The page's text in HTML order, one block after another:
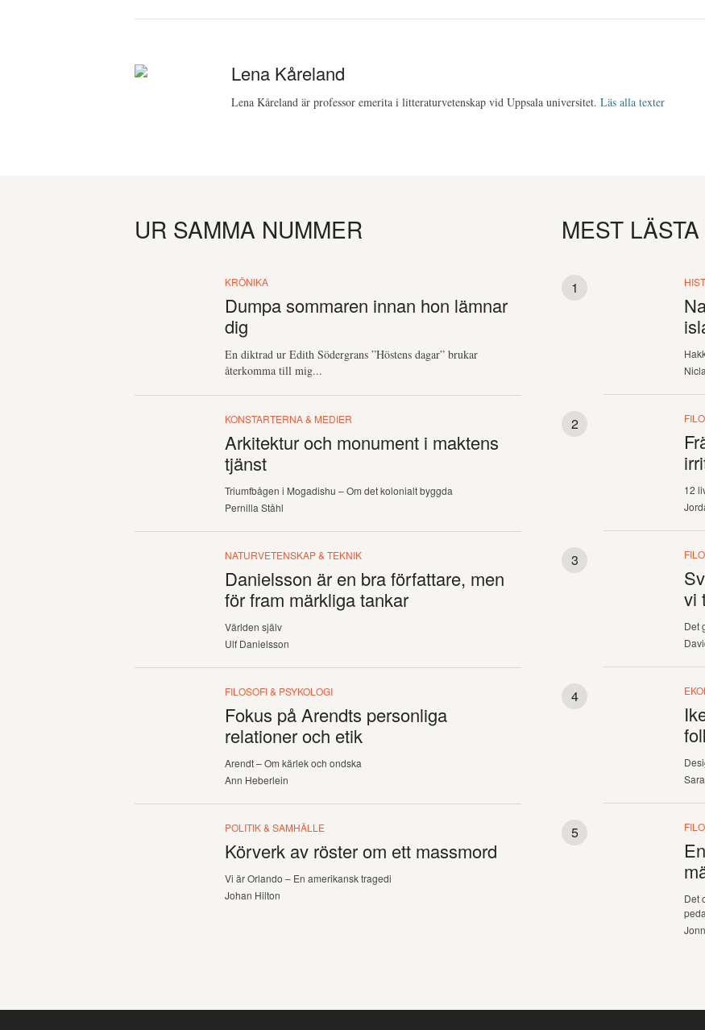
Lena Kåreland
Lena Kåreland är professor emerita i litteraturvetenskap vid Uppsala universitet. Läs alla texter
UR SAMMA NUMMER
KRÖNIKA
Dumpa sommaren innan hon lämnar
dig
En diktrad ur Edith Södergrans ”Höstens dagar” brukar
återkomma till mig...
KONSTARTERNA & MEDIER
Arkitektur och monument i maktens
tjänst
Triumfbågen i Mogadishu – Om det kolonialt byggda
Pernilla Ståhl
NATURVETENSKAP & TEKNIK
Danielsson är en bra författare, men
för fram märkliga tankar
Världen själv
Ulf Danielsson
FILOSOFI & PSYKOLOGI
Fokus på Arendts personliga
relationer och etik
Arendt – Om kärlek och ondska
Ann Heberlein
POLITIK & SAMHÄLLE
Körverk av röster om ett massmord
Vi är Orlando – En amerikansk tragedi
Johan Hilton
MEST
12
vi
Det
Det